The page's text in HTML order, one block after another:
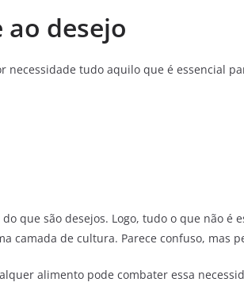
ao desejo
necessidade tudo aquilo que é essencial
que são desejos. Logo, tudo o que não é
camada de cultura. Parece confuso, mas
alimento pode combater essa